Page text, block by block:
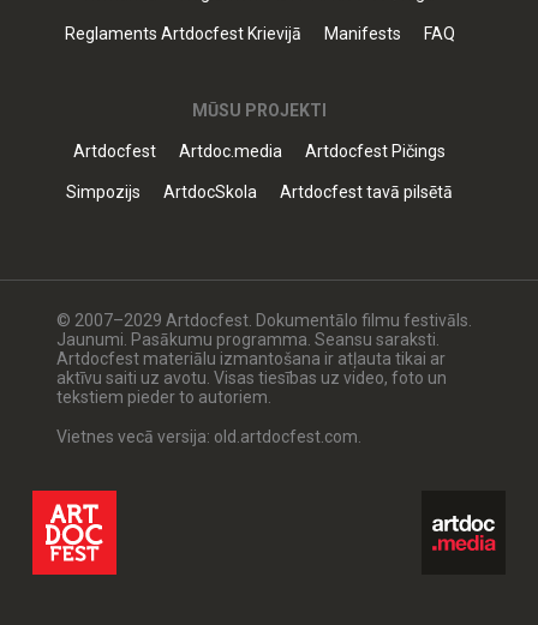
Reglaments Artdocfest Krievijā Manifests FAQ
MŪSU PROJEKTI
Artdocfest Artdoc.media Artdocfest Pičings
Simpozijs ArtdocSkola Artdocfest tavā pilsētā
© 2007–2029 Artdocfest. Dokumentālo filmu festivāls.
Jaunumi. Pasākumu programma. Seansu saraksti.
Artdocfest materiālu izmantošana ir atļauta tikai ar
aktīvu saiti uz avotu. Visas tiesības uz video, foto un
tekstiem pieder to autoriem.
Vietnes vecā versija: old.artdocfest.com.